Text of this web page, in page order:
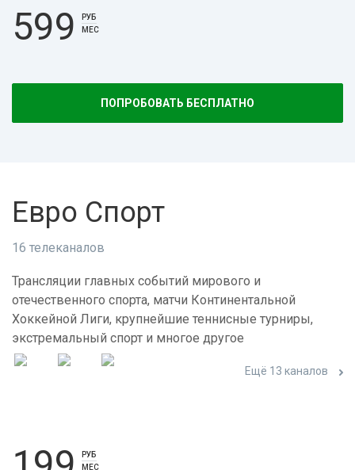
599
РУБ
МЕС
ПОПРОБОВАТЬ БЕСПЛАТНО
Евро Спорт
16 телеканалов
Трансляции главных событий мирового и
отечественного спорта, матчи Континентальной
Хоккейной Лиги, крупнейшие теннисные турниры,
экстремальный спорт и многое другое
Ещё 13 каналов
РУБ
МЕС